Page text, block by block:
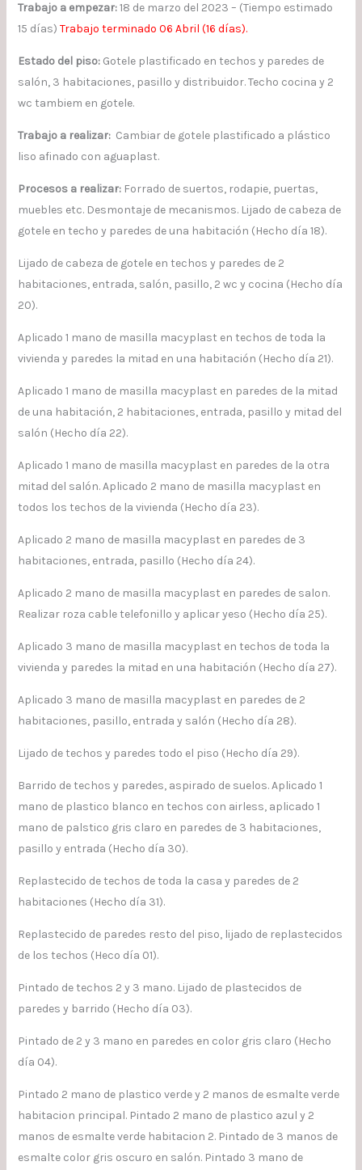
Trabajo a empezar:18 de marzo del 2023 – (Tiempo estimado
15 días) Trabajo terminado 06 Abril (16 días).
Estado del piso:Gotele plastificado en techos y paredes de
salón, 3 habitaciones, pasillo y distribuidor. Techo cocina y 2
wc tambiem en gotele.
Trabajo a realizar:Cambiar de gotele plastificado a plástico
liso afinado con aguaplast.
Procesos a realizar: Forrado de suertos, rodapie, puertas,
muebles etc. Desmontaje de mecanismos. Lijado de cabeza de
gotele en techo y paredes de una habitación (Hecho día 18).
Lijado de cabeza de gotele en techos y paredes de 2
habitaciones, entrada, salón, pasillo, 2 wc y cocina (Hecho día
20).
Aplicado 1 mano de masilla macyplast en techos de toda la
vivienda y paredes la mitad en una habitación (Hecho día 21).
Aplicado 1 mano de masilla macyplast en paredes de la mitad
de una habitación, 2 habitaciones, entrada, pasillo y mitad del
salón (Hecho día 22).
Aplicado 1 mano de masilla macyplast en paredes de la otra
mitad del salón. Aplicado 2 mano de masilla macyplast en
todos los techos de la vivienda (Hecho día 23).
Aplicado 2 mano de masilla macyplast en paredes de 3
habitaciones, entrada, pasillo (Hecho día 24).
Aplicado 2 mano de masilla macyplast en paredes de salon.
Realizar roza cable telefonillo y aplicar yeso (Hecho día 25).
Aplicado 3 mano de masilla macyplast en techos de toda la
vivienda y paredes la mitad en una habitación (Hecho día 27).
Aplicado 3 mano de masilla macyplast en paredes de 2
habitaciones, pasillo, entrada y salón (Hecho día 28).
Lijado de techos y paredes todo el piso (Hecho día 29).
Barrido de techos y paredes, aspirado de suelos. Aplicado 1
mano de plastico blanco en techos con airless, aplicado 1
mano de palstico gris claro en paredes de 3 habitaciones,
pasillo y entrada (Hecho día 30).
Replastecido de techos de toda la casa y paredes de 2
habitaciones (Hecho día 31).
Replastecido de paredes resto del piso, lijado de replastecidos
de los techos (Heco día 01).
Pintado de techos 2 y 3 mano. Lijado de plastecidos de
paredes y barrido (Hecho día 03).
Pintado de 2 y 3 mano en paredes en color gris claro (Hecho
día 04).
Pintado 2 mano de plastico verde y 2 manos de esmalte verde
habitacion principal. Pintado 2 mano de plastico azul y 2
manos de esmalte verde habitacion 2. Pintado de 3 manos de
esmalte color gris oscuro en salón. Pintado 3 mano de